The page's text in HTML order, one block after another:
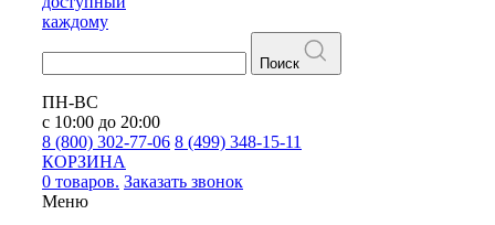
каждому
Поиск
ПН-ВС
с 10:00 до 20:00
8 (800) 302-77-06 8 (499) 348-15-11
КОРЗИНА
0 товаров. Заказать звонок
Меню